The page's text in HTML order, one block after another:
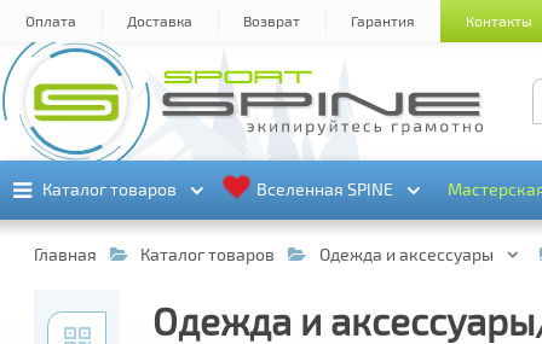
Оплата Доставка Возврат Гарантия Контакты
Каталог товаров
Каталог товаров Вселенная SPINE
Вселенная SPINE
Главная Каталог товаров Одежда и аксессуары
Одежда и